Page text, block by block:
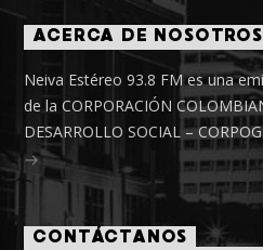
ACERCA DE NOSOTROS
Neiva Estéreo 93.8 FM es una
de la CORPORACIÓN
DESARROLLO SOCIAL –
CONTÁCTANOS